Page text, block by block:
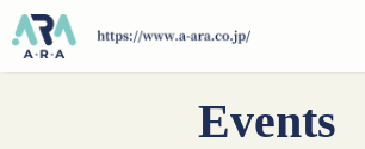
Events